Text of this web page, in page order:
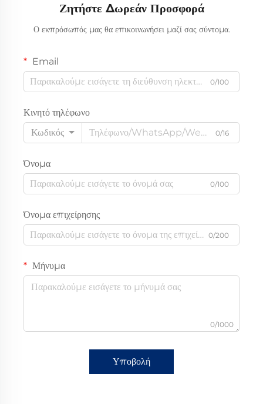
Ζητήστε Δωρεάν Προσφορά
Ο εκπρόσωπός μας θα επικοινωνήσει μαζί σας σύντομα.
Email
0/100
Κινητό τηλέφωνο
Κωδικός
0/16
Όνομα
0/100
Όνομα επιχείρησης
0/200
Μήνυμα
0/1000
Υποβολή